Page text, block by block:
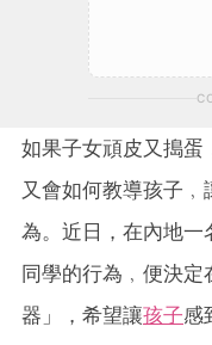
如果子女頑皮又搗蛋
又會如何教導孩子
為。近日，在內地一
同學的行為﹐便決
器」，希望讓孩子感